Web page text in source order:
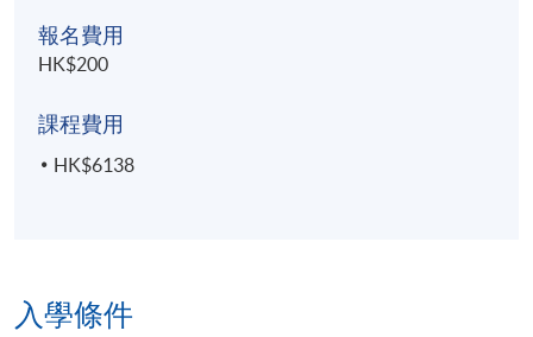
報名費用
HK$200
課程費用
HK$6138
入學條件